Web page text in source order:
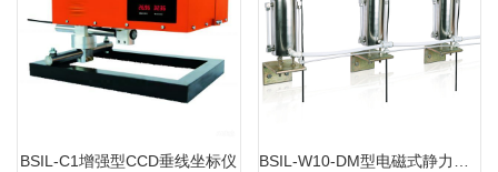
BSIL-C1增强型CCD垂线坐标仪
BSIL-C1增强型CCD垂线坐标仪
MORE
BSIL-W10-DM型电磁式静力水准系统